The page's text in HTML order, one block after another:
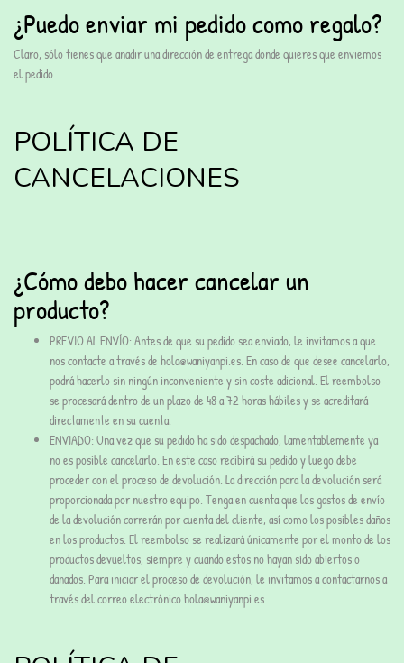
¿Puedo enviar mi pedido como regalo?
Claro, sólo tienes que añadir una dirección de entrega donde quieres que enviemos
el pedido.
POLÍTICA DE
CANCELACIONES
¿Cómo debo hacer cancelar un
producto?
PREVIO AL ENVÍO: Antes de que su pedido sea enviado, le invitamos a que
nos contacte a través de hola@waniyanpi.es . En caso de que desee cancelarlo,
podrá hacerlo sin ningún inconveniente y sin coste adicional. El reembolso
se procesará dentro de un plazo de 48 a 72 horas hábiles y se acreditará
directamente en su cuenta.
ENVIADO: Una vez que su pedido ha sido despachado, lamentablemente ya
no es posible cancelarlo. En este caso recibirá su pedido y luego debe
proceder con el proceso de devolución. La dirección para la devolución será
proporcionada por nuestro equipo. Tenga en cuenta que los gastos de envío
de la devolución correrán por cuenta del cliente, así como los posibles daños
en los productos. El reembolso se realizará únicamente por el monto de los
productos devueltos, siempre y cuando estos no hayan sido abiertos o
dañados. Para iniciar el proceso de devolución, le invitamos a contactarnos a
través del correo electrónicohola@waniyanpi.es